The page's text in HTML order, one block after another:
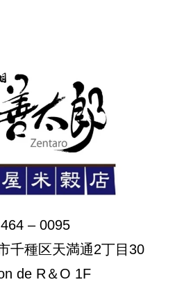
– 0095
千種区天満通2丁目30
de R＆O 1F